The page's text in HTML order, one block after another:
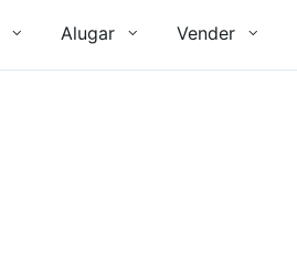
Alugar Vender